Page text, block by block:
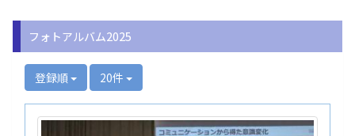
フォトアルバム2025
登録順 20件